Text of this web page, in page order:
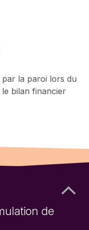
la paroi lors du
bilan financier
de